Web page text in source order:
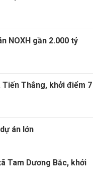
NOXH gần 2.000 tỷ
Thắng, khởi điểm 7
án lớn
Tam Dương Bắc, khởi